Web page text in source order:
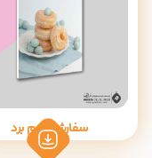
سفارش فوم برد